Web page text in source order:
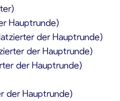
der Hauptrunde)
der Hauptrunde)
der Hauptrunde)
Hauptrunde)